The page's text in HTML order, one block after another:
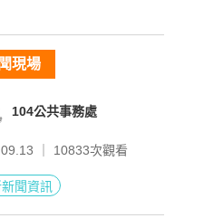
現場
104公共事務處
｜ 10833次觀看
聞資訊